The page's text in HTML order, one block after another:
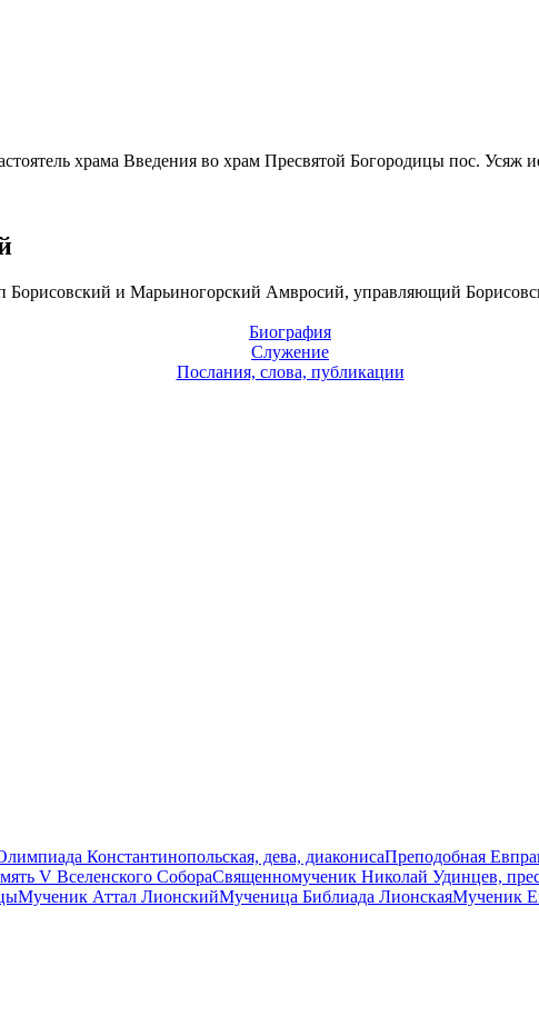
храма Введения во храм Пресвятой Богородицы пос. Усяж
Борисовский и Марьиногорский Амвросий, управляющий
Биография
Служение
Послания, слова, публикации
Константинопольская, дева, диаконисаПреподобная
V Вселенского СобораСвященномученик Николай Удинцев,
Мученик Аттал ЛионскийМученица Библиада ЛионскаяМученик